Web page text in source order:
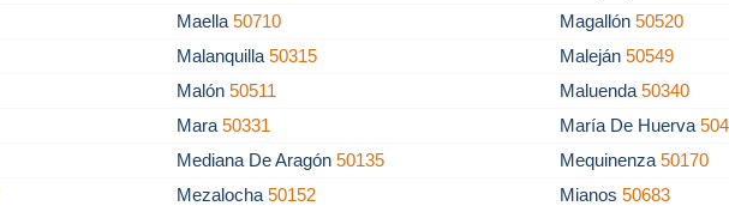
Maella50710 Magallón50520
Malanquilla50315 Maleján50549
Malón50511 Maluenda50340
Mara50331 María De Huerva
Mediana De Aragón50135 Mequinenza50170
Mezalocha50152 Mianos50683